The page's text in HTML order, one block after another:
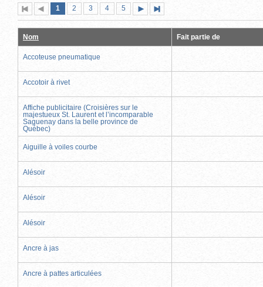
Première
page
Page
précédente
Page
1 (page
actuelle)
Page
2 Page
3 Page
4 Page
5
suivante
page
Nom Fait partie de
Accoteuse pneumatique
Accotoir à rivet
Affiche publicitaire (Croisières sur le
majestueux St. Laurent et l’incomparable
Saguenay dans la belle province de
Québec)
Aiguille à voiles courbe
Alésoir
Alésoir
Alésoir
Ancre à jas
Ancre à pattes articulées